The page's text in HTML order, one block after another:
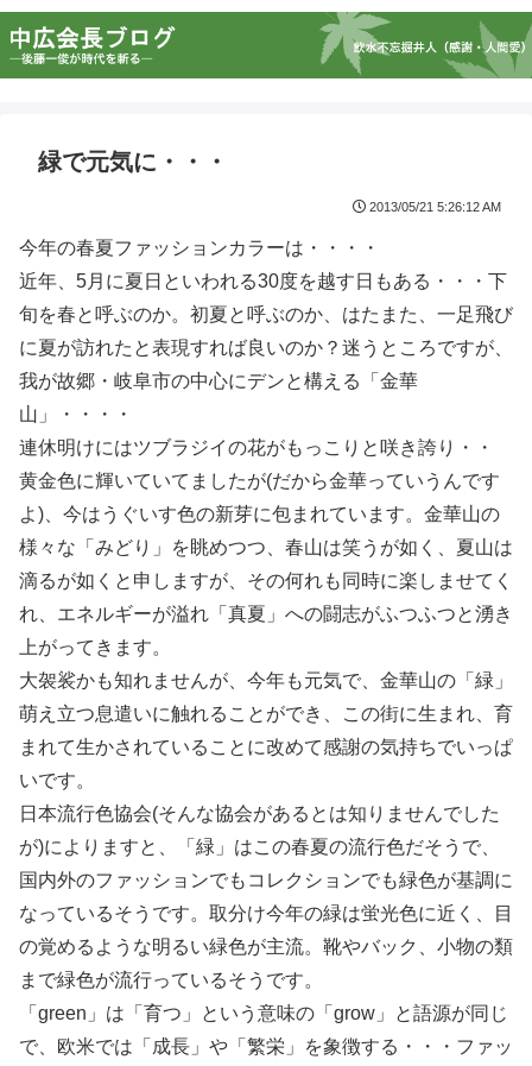
緑で元気に・・・
2013/05/21 5:26:12 AM
今年の春夏ファッションカラーは・・・・
近年、5月に夏日といわれる30度を越す日もある・・・下
旬を春と呼ぶのか。初夏と呼ぶのか、はたまた、一足飛び
に夏が訪れたと表現すれば良いのか？迷うところですが、
我が故郷・岐阜市の中心にデンと構える「金華
山」・・・・
連休明けにはツブラジイの花がもっこりと咲き誇り・・
黄金色に輝いていてましたが(だから金華っていうんです
よ)、今はうぐいす色の新芽に包まれています。金華山の
様々な「みどり」を眺めつつ、春山は笑うが如く、夏山は
滴るが如くと申しますが、その何れも同時に楽しませてく
れ、エネルギーが溢れ「真夏」への闘志がふつふつと湧き
上がってきます。
大袈裟かも知れませんが、今年も元気で、金華山の「緑」
萌え立つ息遣いに触れることができ、この街に生まれ、育
まれて生かされていることに改めて感謝の気持ちでいっぱ
いです。
日本流行色協会(そんな協会があるとは知りませんでした
が)によりますと、「緑」はこの春夏の流行色だそうで、
国内外のファッションでもコレクションでも緑色が基調に
なっているそうです。取分け今年の緑は蛍光色に近く、目
の覚めるような明るい緑色が主流。靴やバック、小物の類
まで緑色が流行っているそうです。
「green」は「育つ」という意味の「grow」と語源が同じ
で、欧米では「成長」や「繁栄」を象徴する・・・ファッ